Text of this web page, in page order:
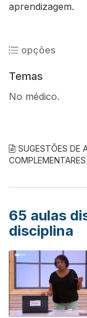
aprendizagem.
opções
Temas
No médico.
SUGESTÕES DE
COMPLEMENTARES
65 aulas
disciplina